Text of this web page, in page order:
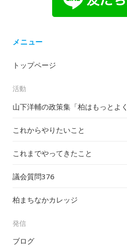
メニュー
トップページ
活動
山下洋輔の政策集「柏はもっとよ
これからやりたいこと
これまでやってきたこと
議会質問376
柏まちなかカレッジ
発信
ブログ